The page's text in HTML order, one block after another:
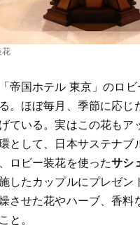
花
帝国ホテル 東京」のロ
。ほぼ毎月、季節に応じ
ている。実はこの花もア
として、日本サステナブ
ロビー装花を使ったサシ
したカップルにプレゼン
させた花やハーブ、香料
と。